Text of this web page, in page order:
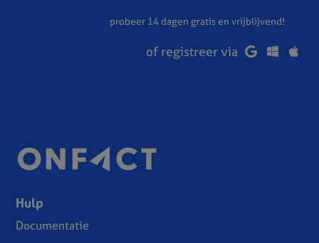
probeer 14 dagen gratis en vrijblijvend!
of registreer via
Hulp
Documentatie